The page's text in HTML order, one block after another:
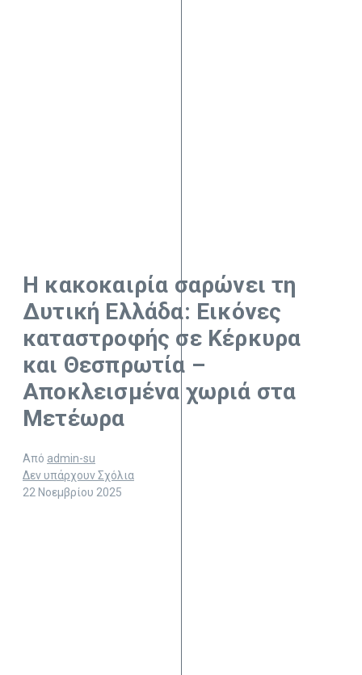
Η κακοκαιρία σαρώνει τη
Δυτική Ελλάδα: Εικόνες
καταστροφής σε Κέρκυρα
και Θεσπρωτία –
Αποκλεισμένα χωριά στα
Μετέωρα
Από admin-su
Δεν υπάρχουν Σχόλια
22 Νοεμβρίου 2025